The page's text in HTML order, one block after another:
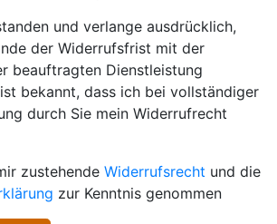
und verlange ausdrücklich,
der Widerrufsfrist mit der
beauftragten Dienstleistung
bekannt, dass ich bei vollständiger
durch Sie mein Widerrufrecht
zustehende Widerrufsrecht und die
zur Kenntnis genommen